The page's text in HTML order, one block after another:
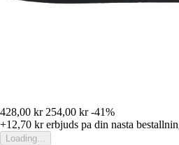
428,00 kr 254,00 kr -41%
+12,70 krerbjuds pa din nasta
Loading...